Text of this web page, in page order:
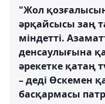
"Жол
әрқайсысы заң
міндетті.
денсаулығына
әрекетке қатаң
– деді Өскемен
басқармасы